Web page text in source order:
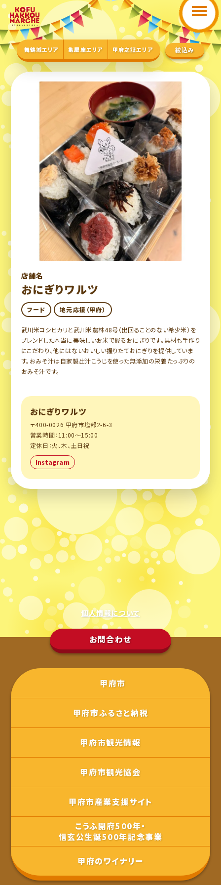
舞鶴城エリア 亀屋座エリア 甲府之証エリア 絞込み
店舗名
おにぎりワルツ
フード 地元応援（甲府）
武川米コシヒカリと武川米農林48号（出回ることのない希少米）を
ブレンドした本当に美味しいお米で握るおにぎりです。具材も手作り
にこだわり、他にはないおいしい握りたておにぎりを提供していま
す。おみそ汁は自家製出汁こうじを使った無添加の栄養たっぷりの
おみそ汁です。
おにぎりワルツ
〒400-0026 甲府市塩部2-6-3
営業時間：11:00〜15:00
定休日：火、木、土日祝
Instagram
個人情報について
お問合わせ
甲府市
甲府市ふるさと納税
甲府市観光情報
甲府市観光協会
甲府市産業支援サイト
こうふ開府500年・
信玄公生誕500年記念事業
甲府のワイナリー